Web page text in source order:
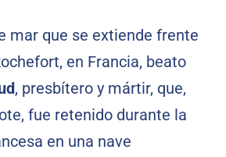
mar que se extiende frente
en Francia, beato
, presbítero y mártir, que,
fue retenido durante la
en una nave